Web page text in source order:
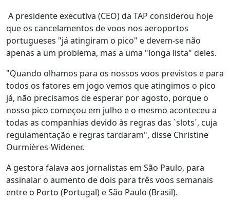
A presidente executiva (CEO) da TAP considerou hoje
que os cancelamentos de voos nos aeroportos
portugueses "já atingiram o pico" e devem-se não
apenas a um problema, mas a uma "longa lista" deles.
"Quando olhamos para os nossos voos previstos e para
todos os fatores em jogo vemos que atingimos o pico
já, não precisamos de esperar por agosto, porque o
nosso pico começou em julho e o mesmo aconteceu a
todas as companhias devido às regras das `slots´, cuja
regulamentação e regras tardaram", disse Christine
Ourmières-Widener.
A gestora falava aos jornalistas em São Paulo, para
assinalar o aumento de dois para três voos semanais
entre o Porto (Portugal) e São Paulo (Brasil).